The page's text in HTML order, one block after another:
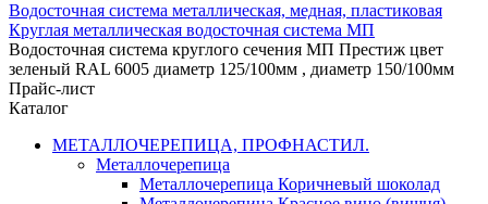
Водосточная система металлическая, медная, пластиковая
Круглая металлическая водосточная система МП
Водосточная система круглого сечения МП Престиж цвет
зеленый RAL 6005 диаметр 125/100мм , диаметр 150/100мм
Прайс-лист
Каталог
МЕТАЛЛОЧЕРЕПИЦА, ПРОФНАСТИЛ.
Металлочерепица
Металлочерепица Коричневый шоколад